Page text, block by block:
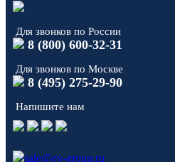
Для звонков по России
8 (800) 600-32-31
Для звонков по Москве
8 (495) 275-29-90
Напишите нам
sale@ev-group.ru